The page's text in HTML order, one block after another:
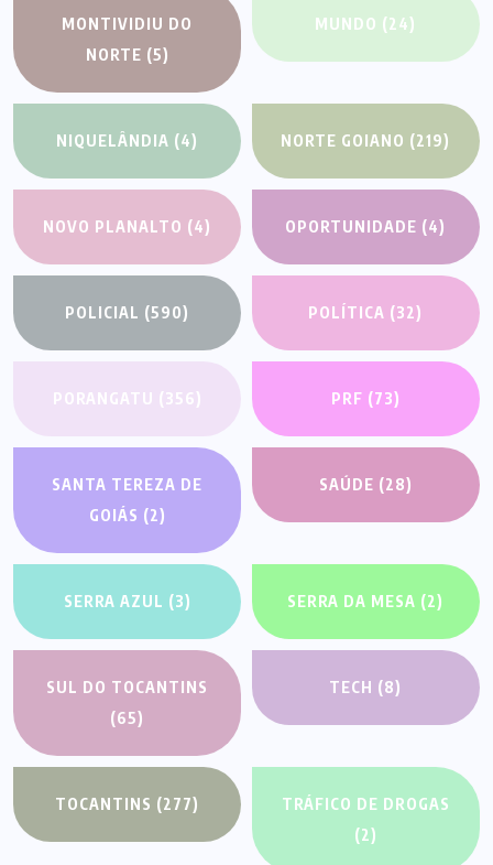
MONTIVIDIU DO
NORTE (5)
MUNDO (24)
NIQUELÂNDIA (4) NORTE GOIANO (219)
NOVO PLANALTO (4) OPORTUNIDADE (4)
POLICIAL (590) POLÍTICA (32)
PORANGATU (356) PRF (73)
SANTA TEREZA DE
GOIÁS (2)
SAÚDE (28)
SERRA AZUL (3) SERRA DA MESA (2)
SUL DO TOCANTINS
(65)
TECH (8)
TOCANTINS (277)
TRÁFICO DE DROGAS
(2)